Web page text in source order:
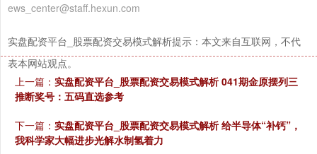
ews_center@staff.hexun.com
实盘配资平台_股票配资交易模式解析提示：本文来自互联网，不代
表本网站观点。
上一篇： 实盘配资平台_股票配资交易模式解析 041期金原摆列三
推断奖号：五码直选参考
下一篇： 实盘配资平台_股票配资交易模式解析 给半导体“补钙”，
我科学家大幅进步光解水制氢着力